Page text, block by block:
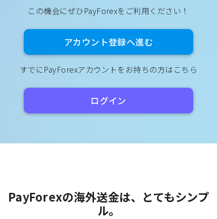
この機会にぜひPayForexをご利用ください！
すでにPayForexアカウントをお持ちの方はこちら
アカウント登録へ進む
ログイン
PayForexの海外送金は、とてもシンプ
ル。